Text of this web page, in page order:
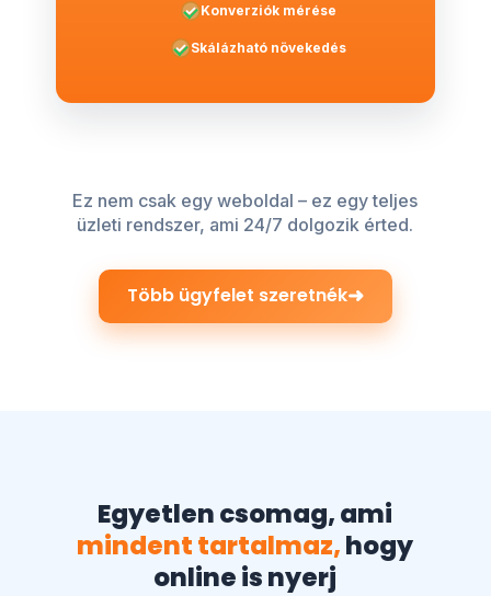
Konverziók mérése
Skálázható növekedés
Ez nem csak egy weboldal – ez egy teljes
üzleti rendszer, ami 24/7 dolgozik érted.
Több ügyfelet szeretnék➜
Egyetlen csomag, ami
mindent tartalmaz,hogy
online is nyerj